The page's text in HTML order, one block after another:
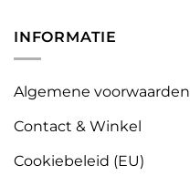
INFORMATIE
Algemene voorwaarden
Contact & Winkel
Cookiebeleid (EU)